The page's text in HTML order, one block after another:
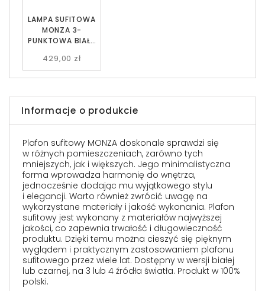
LAMPA SUFITOWA
MONZA 3-
PUNKTOWA BIAŁA
429,00 zł
Informacje o produkcie
Plafon sufitowy MONZA doskonale sprawdzi się
w różnych pomieszczeniach, zarówno tych
mniejszych, jak i większych. Jego minimalistyczna
forma wprowadza harmonię do wnętrza,
jednocześnie dodając mu wyjątkowego stylu
i elegancji. Warto również zwrócić uwagę na
wykorzystane materiały i jakość wykonania. Plafon
sufitowy jest wykonany z materiałów najwyższej
jakości, co zapewnia trwałość i długowieczność
produktu. Dzięki temu można cieszyć się pięknym
wyglądem i praktycznym zastosowaniem plafonu
sufitowego przez wiele lat. Dostępny w wersji białej
lub czarnej, na 3 lub 4 źródła światła. Produkt w 100%
polski.